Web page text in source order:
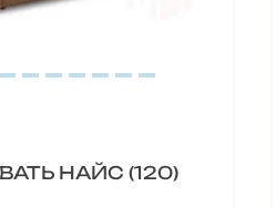
НАЙС (120)